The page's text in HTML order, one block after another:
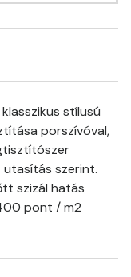
stílusú
porszívóval,
szerint.
szizál hatás
pont / m2